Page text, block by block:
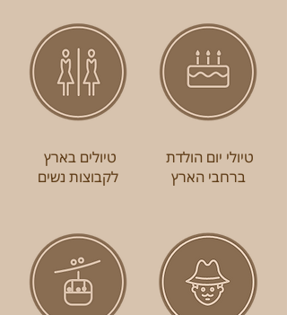
טיולי יום הולדת
ברחבי הארץ
טיולים בארץ
לקבוצות נשים